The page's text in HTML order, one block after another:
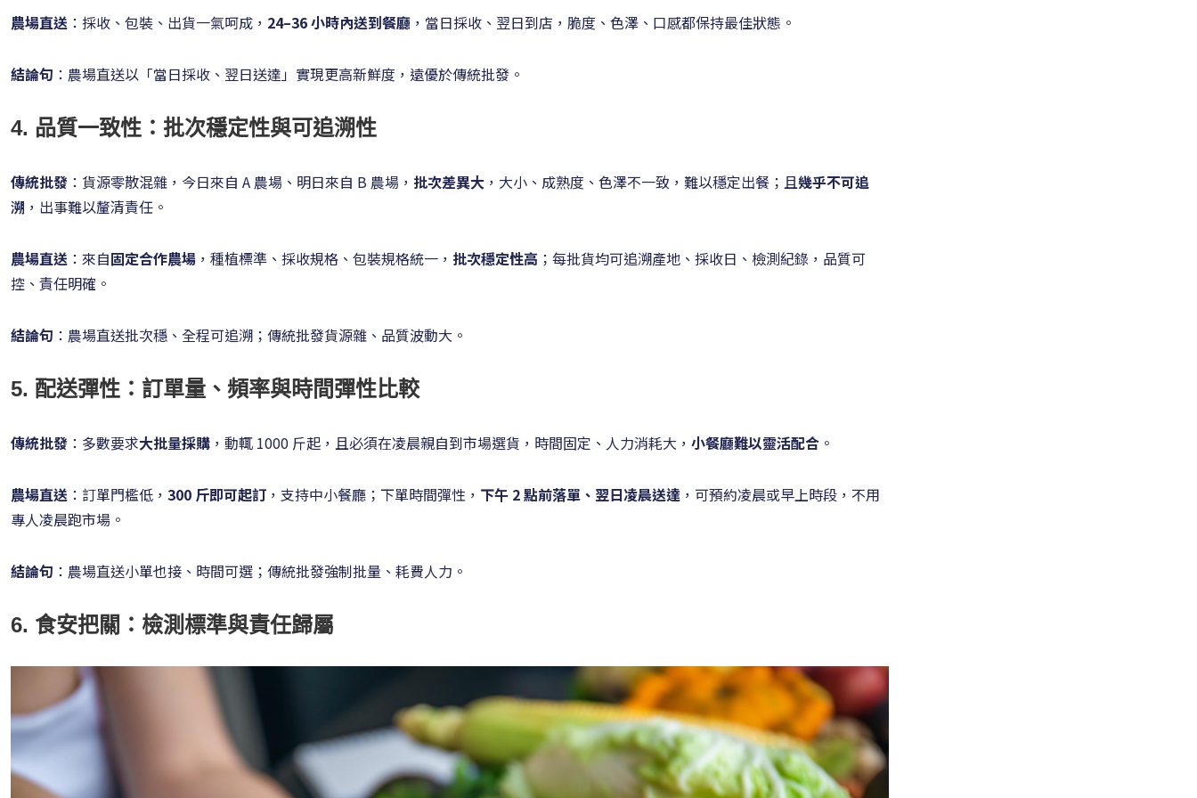
農場直送 ：採收、包裝、出貨一氣呵成， 24–36 小時內送到餐廳 ，當日採收、翌日到店，脆度、色澤、口感都保持最佳狀態。
結論句 ：農場直送以「當日採收、翌日送達」實現更高新鮮度，遠優於傳統批發。
4. 品質一致性：批次穩定性與可追溯性
傳統批發 ：貨源零散混雜，今日來自 A 農場、明日來自 B 農場， 批次差異大 ，大小、成熟度、色澤不一致，難以穩定出餐；且幾乎不可追
溯 ，出事難以釐清責任。
農場直送 ：來自固定合作農場 ，種植標準、採收規格、包裝規格統一， 批次穩定性高 ；每批貨均可追溯產地、採收日、檢測紀錄，品質可
控、責任明確。
結論句 ：農場直送批次穩、全程可追溯；傳統批發貨源雜、品質波動大。
5. 配送彈性：訂單量、頻率與時間彈性比較
傳統批發 ：多數要求大批量採購 ，動輒 1000 斤起，且必須在凌晨親自到市場選貨，時間固定、人力消耗大， 小餐廳難以靈活配合 。
農場直送 ：訂單門檻低， 300 斤即可起訂 ，支持中小餐廳；下單時間彈性， 下午 2 點前落單、翌日凌晨送達 ，可預約凌晨或早上時段，不用
專人凌晨跑市場。
結論句 ：農場直送小單也接、時間可選；傳統批發強制批量、耗費人力。
6. 食安把關：檢測標準與責任歸屬